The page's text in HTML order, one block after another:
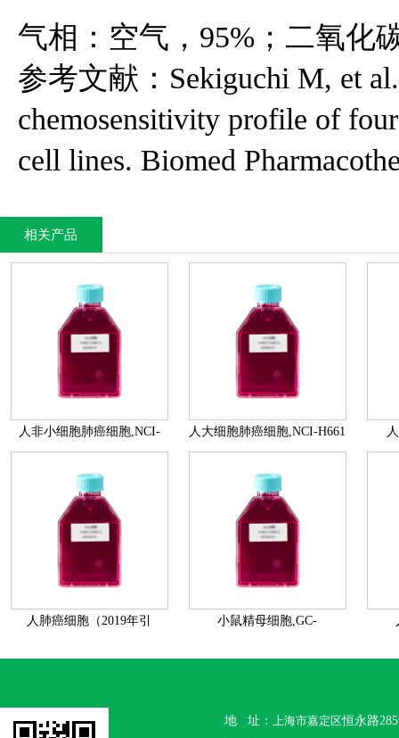
气相：空气，95%；二氧化
参考文献：Sekiguchi M, et
chemosensitivity profile of
cell lines. Biomed
相关产品
人非小细胞肺癌细胞,NCI-
H1568 [H1568],SHMCC
E00362
人大细胞肺癌细胞,NCI-H661
[H661],SHMCC E00361
人肺癌细胞（2019年引
小鼠精母细胞,GC-
地 址： 上海市嘉定区恒永路